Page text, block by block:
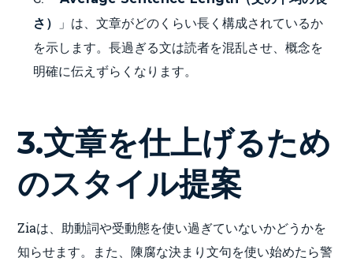
さ）
」は、文章がどのくらい長く構成されているか
を示します。長過ぎる文は読者を混乱させ、概念を
明確に伝えずらくなります。
3.文章を仕上げるため
のスタイル提案
Ziaは、助動詞や受動態を使い過ぎていないかどうかを
知らせます。また、陳腐な決まり文句を使い始めたら警